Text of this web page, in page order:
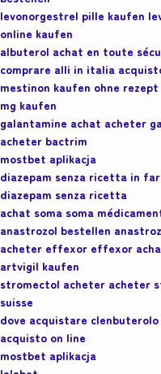
levonorgestrel pille kaufen
online kaufen
albuterol achat en toute
comprare alli in italia
mestinon kaufen ohne
mg kaufen
galantamine achat acheter
acheter bactrim
mostbet aplikacja
diazepam senza ricetta in
diazepam senza ricetta
achat soma soma
anastrozol bestellen
acheter effexor effexor
artvigil kaufen
stromectol acheter acheter
suisse
dove acquistare
acquisto on line
mostbet aplikacja